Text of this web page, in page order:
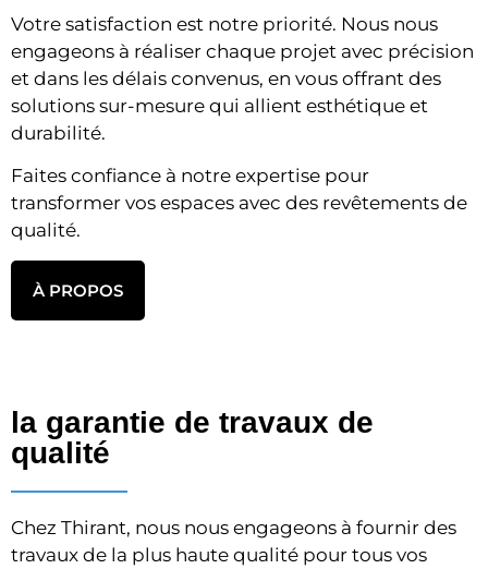
Votre satisfaction est notre priorité. Nous nous
engageons à réaliser chaque projet avec précision
et dans les délais convenus, en vous offrant des
solutions sur-mesure qui allient esthétique et
durabilité.
Faites confiance à notre expertise pour
transformer vos espaces avec des revêtements de
qualité.
À PROPOS
la garantie de travaux de
qualité
Chez Thirant, nous nous engageons à fournir des
travaux de la plus haute qualité pour tous vos